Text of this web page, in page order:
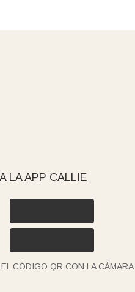
LA APP CALLIE
CÓDIGO QR CON LA CÁMARA